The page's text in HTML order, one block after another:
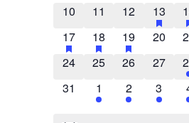
0 évènements
10 0 évènements
11 0
12 1
13has
1 évènement
17has featured évènements
1 évènement
18has featured
1 évènement
19has 0
20
0 évènements
24 0 évènements
25 0
26 0
27
0 évènements
31 1 évènement
1 1
2 2
3